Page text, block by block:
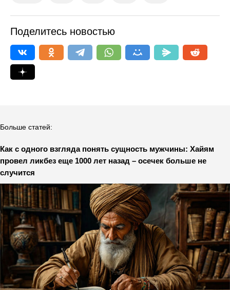
Поделитесь новостью
Больше статей:
Как с одного взгляда понять сущность мужчины: Хайям
провел ликбез еще 1000 лет назад – осечек больше не
случится